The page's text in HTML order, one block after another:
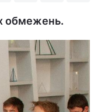
обмежень.